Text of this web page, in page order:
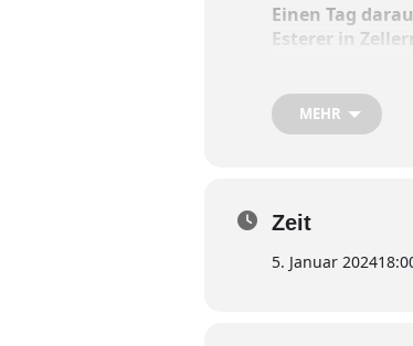
Einen Tag
Esterer in
Zehn Euro
Spieler und
MEHR
Zeit
5. Januar 2024